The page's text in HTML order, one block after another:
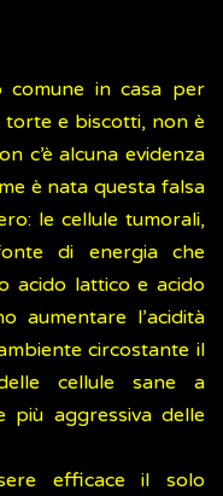
comune in casa per
torte e biscotti, non è
c’è alcuna evidenza
è nata questa falsa
le cellule tumorali,
di energia che
acido lattico e acido
aumentare l’acidità
circostante il
cellule sane a
più aggressiva delle
efficace il solo